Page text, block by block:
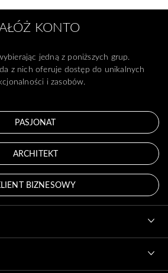
KONTO
jedną z poniższych grup.
z nich oferuje dostęp do unikalnych
i zasobów.
PASJONAT
ARCHITEKT
BIZNESOWY